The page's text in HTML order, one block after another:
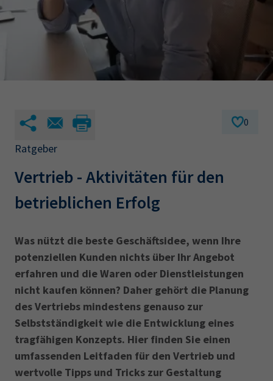
Leichte Sprache
Karriere
Presse
EN
IHK Akademie
AdA
34d
Wirtschaftsfachwirt
Sachkundeprüfung
Berichtsheft
AEVO
Betriebswirt Prüfbericht
0
Ratgeber
Vertrieb - Aktivitäten für den
betrieblichen Erfolg
Was nützt die beste Geschäftsidee, wenn Ihre
potenziellen Kunden nichts über Ihr Angebot
erfahren und die Waren oder Dienstleistungen
nicht kaufen können? Daher gehört die Planung
des Vertriebs mindestens genauso zur
Selbstständigkeit wie die Entwicklung eines
tragfähigen Konzepts. Hier finden Sie einen
umfassenden Leitfaden für den Vertrieb und
wertvolle Tipps und Tricks zur Gestaltung